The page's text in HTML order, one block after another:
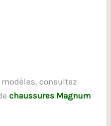
consultez
chaussures Magnum